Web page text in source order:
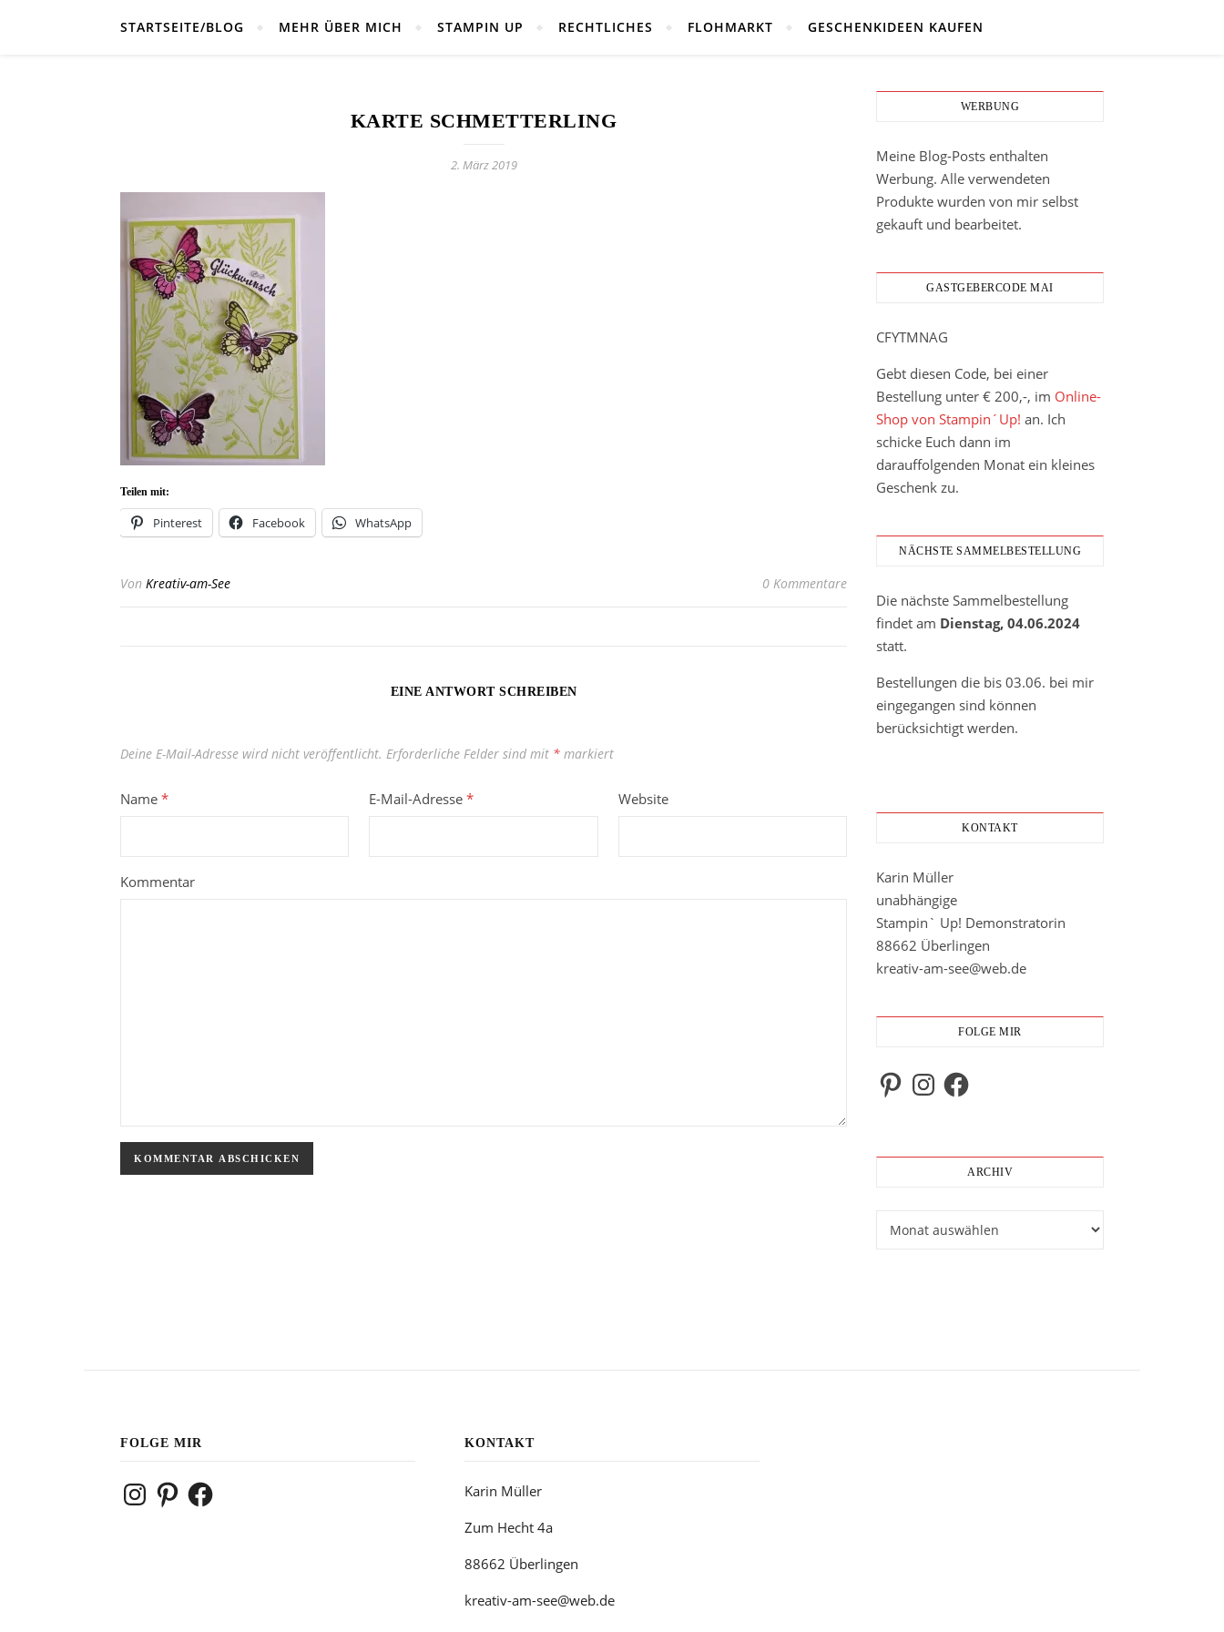
STARTSEITE/BLOG MEHR ÜBER MICH STAMPIN UP RECHTLICHES FLOHMARKT GESCHENKIDEEN KAUFEN
KARTE SCHMETTERLING
2. März 2019
Teilen mit:
Pinterest Facebook WhatsApp
Von Kreativ-am-See 0 Kommentare
EINE ANTWORT SCHREIBEN
Deine E-Mail-Adresse wird nicht veröffentlicht. Erforderliche Felder sind mit * markiert
Name * E-Mail-Adresse* Website
Kommentar
WERBUNG
Meine Blog-Posts enthalten
Werbung. Alle verwendeten
Produkte wurden von mir selbst
gekauft und bearbeitet.
GASTGEBERCODE MAI
CFYTMNAG
Gebt diesen Code, bei einer
Bestellung unter € 200,-, im Online-
Shop von Stampin´Up! an. Ich
schicke Euch dann im
darauffolgenden Monat ein kleines
Geschenk zu.
NÄCHSTE SAMMELBESTELLUNG
Die nächste Sammelbestellung
findet am Dienstag, 04.06.2024
statt.
Bestellungen die bis 03.06. bei mir
eingegangen sind können
berücksichtigt werden.
KONTAKT
Karin Müller
unabhängige
Stampin` Up! Demonstratorin
88662 Überlingen
kreativ-am-see@web.de
FOLGE MIR
PinterestInstagramFacebook
ARCHIV
FOLGE MIR
InstagramPinterestFacebook
KONTAKT
Karin Müller
Zum Hecht 4a
88662 Überlingen
kreativ-am-see@web.de